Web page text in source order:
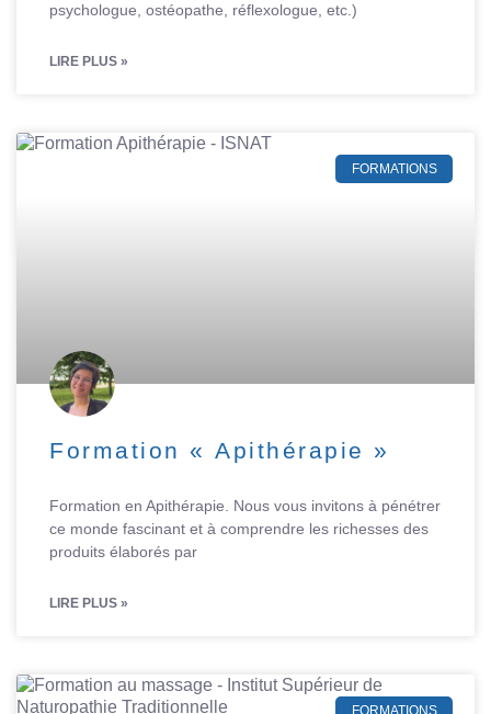
psychologue, ostéopathe, réflexologue, etc.)
LIRE PLUS »
FORMATIONS
Formation « Apithérapie »
Formation en Apithérapie. Nous vous invitons à pénétrer
ce monde fascinant et à comprendre les richesses des
produits élaborés par
LIRE PLUS »
FORMATIONS